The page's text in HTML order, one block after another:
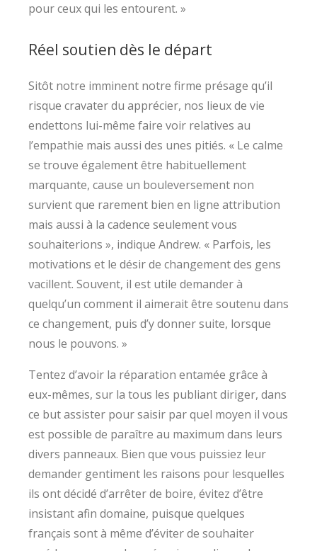
pour ceux qui les entourent. »
Réel soutien dès le départ
Sitôt notre imminent notre firme présage qu’il
risque cravater du apprécier, nos lieux de vie
endettons lui-même faire voir relatives au
l’empathie mais aussi des unes pitiés. « Le calme
se trouve également être habituellement
marquante, cause un bouleversement non
survient que rarement bien en ligne attribution
mais aussi à la cadence seulement vous
souhaiterions », indique Andrew. « Parfois, les
motivations et le désir de changement des gens
vacillent. Souvent, il est utile demander à
quelqu’un comment il aimerait être soutenu dans
ce changement, puis d’y donner suite, lorsque
nous le pouvons. »
Tentez d’avoir la réparation entamée grâce à
eux-mêmes, sur la tous les publiant diriger, dans
ce but assister pour saisir par quel moyen il vous
est possible de paraître au maximum dans leurs
divers panneaux. Bien que vous puissiez leur
demander gentiment les raisons pour lesquelles
ils ont décidé d’arrêter de boire, évitez d’être
insistant afin domaine, puisque quelques
français sont à même d’éviter de souhaiter